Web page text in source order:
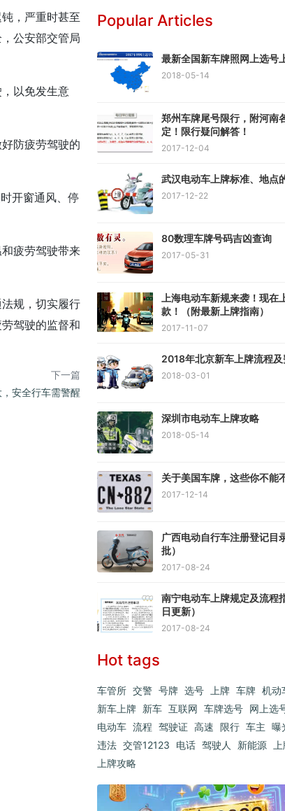
，严重时甚至
公安部交管局
以免发生意
防疲劳驾驶的
开窗通风、停
疲劳驾驶带来
规，切实履行
驾驶的监督和
下一篇
安全行车需警醒
Popular Articles
最新全国新车牌照网上选号
2018-05-14
郑州车牌尾号限行，附河南
定！限行疑问解答！
2017-12-04
武汉电动车上牌标准、地点
2017-12-22
80数理车牌号码吉凶查询
2017-05-31
上海电动车新规来袭！现在
款！（附最新上牌指南）
2017-11-07
2018年北京新车上牌流程
2018-03-01
深圳市电动车上牌攻略
2018-05-14
关于美国车牌，这些你不能
2017-12-14
广西电动自行车注册登记目
批）
2017-08-24
南宁电动车上牌规定及流程
日更新）
2017-08-24
Hot tags
车管所 交警 号牌 选号 上牌 车牌 机动
新车上牌 新车 互联网 车牌选号 网上选
电动车 流程 驾驶证 高速 限行 车主 曝
违法 交管12123 电话 驾驶人 新能源
上牌攻略